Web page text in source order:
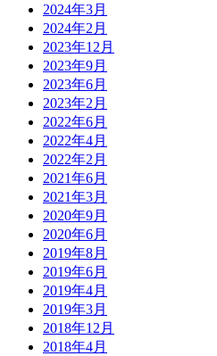
2024年3月
2024年2月
2023年12月
2023年9月
2023年6月
2023年2月
2022年6月
2022年4月
2022年2月
2021年6月
2021年3月
2020年9月
2020年6月
2019年8月
2019年6月
2019年4月
2019年3月
2018年12月
2018年4月